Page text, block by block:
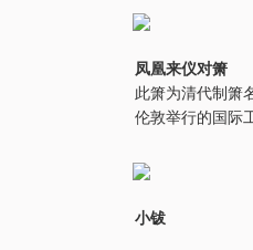
凤凰来仪对箫
此箫为清代制箫
伦敦举行的国际
小钹